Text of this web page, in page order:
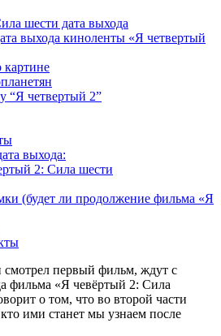
шести дата выхода
выхода киноленты «Я четвертый
картине
“Я четвертый 2”
выхода:
2: Сила шести
(будет ли продолжение фильма «Я
смотрел первый фильм, ждут с
фильма «Я чевёртый 2: Сила
о том, что во второй части
ими станет мы узнаем после